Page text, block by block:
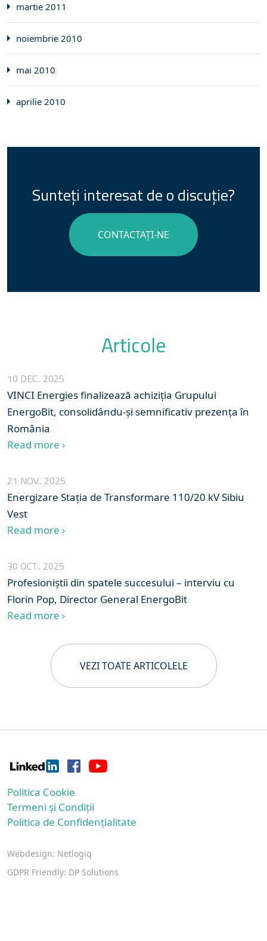
martie 2011
noiembrie 2010
mai 2010
aprilie 2010
Sunteți interesat de o discuție?
CONTACTAȚI-NE
Articole
10 DEC.. 2025
VINCI Energies finalizează achiziția Grupului
EnergoBit, consolidându-și semnificativ prezența în
România
Read more ›
21 NOV.. 2025
Energizare Stația de Transformare 110/20 kV Sibiu
Vest
Read more ›
30 OCT.. 2025
Profesioniștii din spatele succesului – interviu cu
Florin Pop, Director General EnergoBit
Read more ›
VEZI TOATE ARTICOLELE
Politica Cookie
Termeni și Condiții
Politica de Confidențialitate
Webdesign: Netlogiq
GDPR Friendly: DP Solutions